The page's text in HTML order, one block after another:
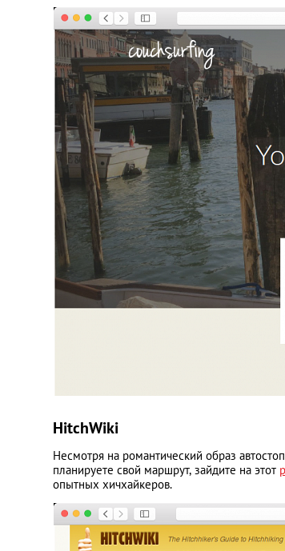
HitchWiki
Несмотря на романтический образ
планируете свой маршрут, зайдите на этот
опытных хичхайкеров.